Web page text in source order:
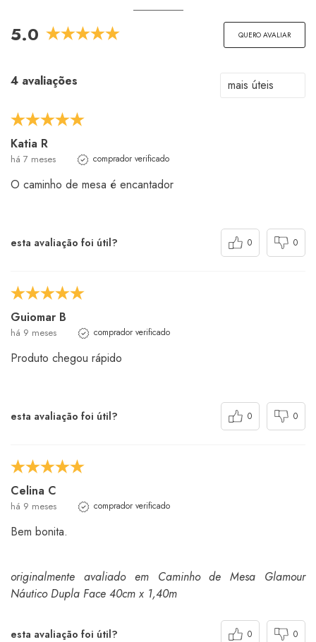
5.0 QUERO AVALIAR
4 avaliações
Katia R
há 7 meses comprador verificado
O caminho de mesa é encantador
esta avaliação foi útil? 0 0
Guiomar B
há 9 meses comprador verificado
Produto chegou rápido
esta avaliação foi útil? 0 0
Celina C
há 9 meses comprador verificado
Bem bonita.
originalmente avaliado em Caminho de Mesa Glamour
Náutico Dupla Face 40cm x 1,40m
esta avaliação foi útil? 0 0